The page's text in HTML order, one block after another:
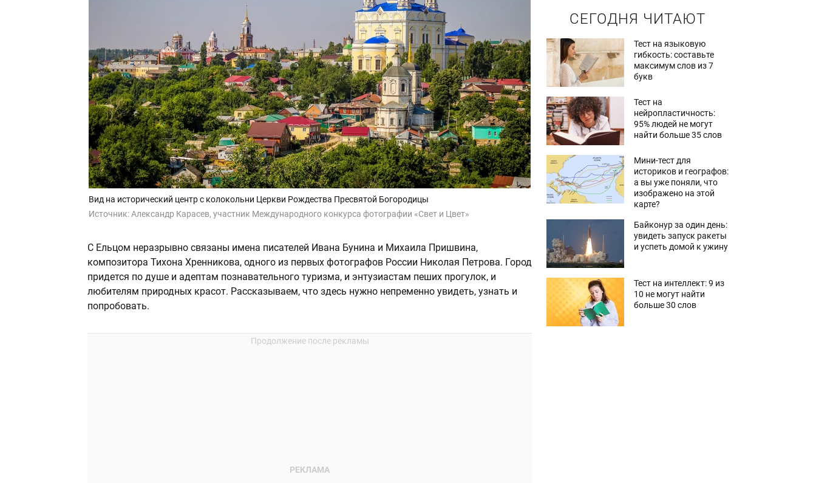
Вид на исторический центр с колокольни Церкви Рождества Пресвятой Богородицы
Источник:Александр Карасев, участник Международного конкурса фотографии «Свет и Цвет»
С Ельцом неразрывно связаны имена писателей Ивана Бунина и Михаила Пришвина,
композитора Тихона Хренникова, одного из первых фотографов России Николая Петрова. Город
придется по душе и адептам познавательного туризма, и энтузиастам пеших прогулок, и
любителям природных красот. Рассказываем, что здесь нужно непременно увидеть, узнать и
попробовать.
СЕГОДНЯ ЧИТАЮТ
Тест на языковую
гибкость: составьте
максимум слов из 7
букв
Тест на
нейропластичность:
95% людей не могут
найти больше 35 слов
Мини-тест для
историков и географов:
а вы уже поняли, что
изображено на этой
карте?
Байконур за один день:
увидеть запуск ракеты
и успеть домой к ужину
Тест на интеллект: 9 из
10 не могут найти
больше 30 слов